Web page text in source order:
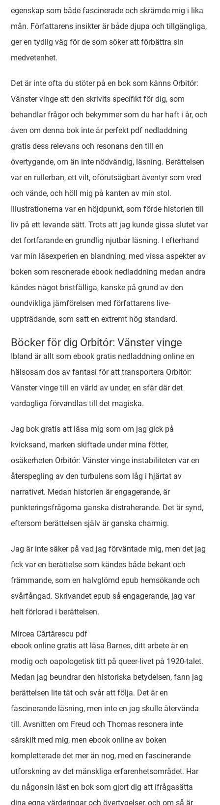
egenskap som både fascinerade och skrämde mig i lika
mån. Författarens insikter är både djupa och tillgängliga,
ger en tydlig väg för de som söker att förbättra sin
medvetenhet.
Det är inte ofta du stöter på en bok som känns Orbitór:
Vänster vinge att den skrivits specifikt för dig, som
behandlar frågor och bekymmer som du har haft i år, och
även om denna bok inte är perfekt pdf nedladdning
gratis dess relevans och resonans den till en
övertygande, om än inte nödvändig, läsning. Berättelsen
var en rullerban, ett vilt, oförutsägbart äventyr som vred
och vände, och höll mig på kanten av min stol.
Illustrationerna var en höjdpunkt, som förde historien till
liv på ett levande sätt. Trots att jag kunde gissa slutet var
det fortfarande en grundlig njutbar läsning. I efterhand
var min läsexperien en blandning, med vissa aspekter av
boken som resonerade ebook nedladdning medan andra
kändes något bristfälliga, kanske på grund av den
oundvikliga jämförelsen med författarens live-
uppträdande, som satt en extremt hög standard.
Böcker för dig Orbitór: Vänster vinge
Ibland är allt som ebook gratis nedladdning online en
hälsosam dos av fantasi för att transportera Orbitór:
Vänster vinge till en värld av under, en sfär där det
vardagliga förvandlas till det magiska.
Jag bok gratis att läsa mig som om jag gick på
kvicksand, marken skiftade under mina fötter,
osäkerheten Orbitór: Vänster vinge instabiliteten var en
återspegling av den turbulens som låg i hjärtat av
narrativet. Medan historien är engagerande, är
punkteringsfrågorna ganska distraherande. Det är synd,
eftersom berättelsen själv är ganska charmig.
Jag är inte säker på vad jag förväntade mig, men det jag
fick var en berättelse som kändes både bekant och
främmande, som en halvglömd epub hemsökande och
svårfångad. Skrivandet epub så engagerande, jag var
helt förlorad i berättelsen.
Mircea Cărtărescu pdf
ebook online gratis att läsa Barnes, ditt arbete är en
modig och oapologetisk titt på queer-livet på 1920-talet.
Medan jag beundrar den historiska betydelsen, fann jag
berättelsen lite tät och svår att följa. Det är en
fascinerande läsning, men inte en jag skulle återvända
till. Avsnitten om Freud och Thomas resonera inte
särskilt med mig, men ebook online av boken
kompletterade det mer än nog, med en fascinerande
utforskning av det mänskliga erfarenhetsområdet. Har
du någonsin läst en bok som gjort dig att ifrågasätta
dina egna värderingar och övertygelser, och om så är